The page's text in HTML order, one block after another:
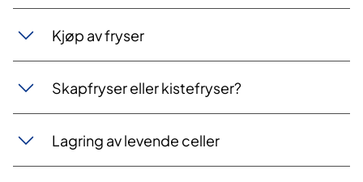
Kjøp av fryser
Skapfryser eller kistefryser?
Lagring av levende celler